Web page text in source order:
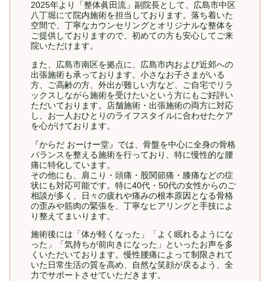
2025年より「整体眞田流」副院長として、広島市中区
八丁堀にて院内施術を担当しております。落ち着いた
空間で、丁寧なカウンセリングとオリジナルな整体を
ご提供しておりますので、初めての方も安心してご来
院いただけます。
また、広島市南区を拠点に、広島市内および近郊への
出張施術も承っております。小さなお子さまがいる
方、ご高齢の方、外出が難しい方など、ご自宅でリラ
ックスしながら施術を受けたいという方にもご好評い
ただいております。店舗施術・出張施術の両方に対応
し、お一人おひとりのライフスタイルに合わせたケア
を心がけております。
『からだ おーけー堂』では、骨盤を中心に全身の骨格
バランスを整える施術を行っており、特に慢性的な腰
痛に特化しています。
その他にも、肩こり・頭痛・股関節痛・膝痛などの症
状にも対応可能です。特に40代・50代の女性からのご
相談が多く、日々の疲れや痛みの根本原因となる骨格
の歪みや筋肉の緊張を、丁寧なヒアリングと手技によ
り整えてまいります。
施術後には「体が軽くなった」「よく眠れるようにな
った」「気持ちが前向きになった」といったお声を多
くいただいております。慢性腰痛によって制限されて
いた日常生活の質を高め、自然な笑顔が戻るよう、全
力でサポートさせていただきます。